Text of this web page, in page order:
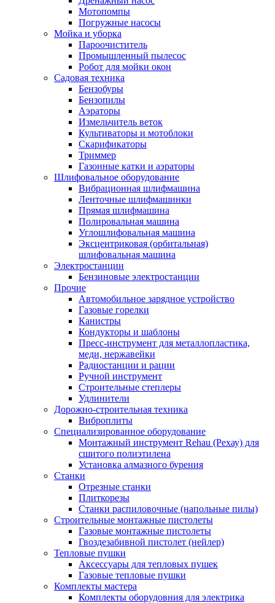
Мотопомпы
Погружные насосы
Мойка и уборка
Пароочиститель
Промышленный пылесос
Робот для мойки окон
Садовая техника
Бензобуры
Бензопилы
Аэраторы
Измельчитель веток
Культиваторы и мотоблоки
Скарификаторы
Триммер
Газонные катки и аэраторы
Шлифовальное оборудование
Вибрационная шлифмашина
Ленточные шлифмашинки
Прямая шлифмашина
Полировальная машина
Углошлифовальная машина
Эксцентриковая (орбитальная)
шлифовальная машина
Электростанции
Бензиновые электростанции
Прочие
Автомобильное зарядное устройство
Газовые горелки
Канистры
Кондукторы и шаблоны
Пресс-инструмент для металлопластика,
меди, нержавейки
Радиостанции и рации
Ручной инструмент
Строительные степлеры
Удлинители
Дорожно-строительная техника
Виброплиты
Специализированное оборудование
Монтажный инструмент Rehau (Рехау) для
сшитого полиэтилена
Установка алмазного бурения
Станки
Отрезные станки
Плиткорезы
Станки распиловочные (напольные пилы)
Строительные монтажные пистолеты
Газовые монтажные пистолеты
Гвоздезабивной пистолет (нейлер)
Тепловые пушки
Аксессуары для тепловых пушек
Газовые тепловые пушки
Комплекты мастера
Комплекты оборудовния для электрика